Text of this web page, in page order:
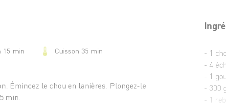
- 1
- 4
- 1
- 300
- 1
15 min Cuisson 35 min
Émincez le chou en lanières. Plongez-le
min.